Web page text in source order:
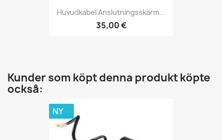
Huvudkabel Anslutningsskärm...
35,00 €
Kunder som köpt denna produkt köpte
också:
NY